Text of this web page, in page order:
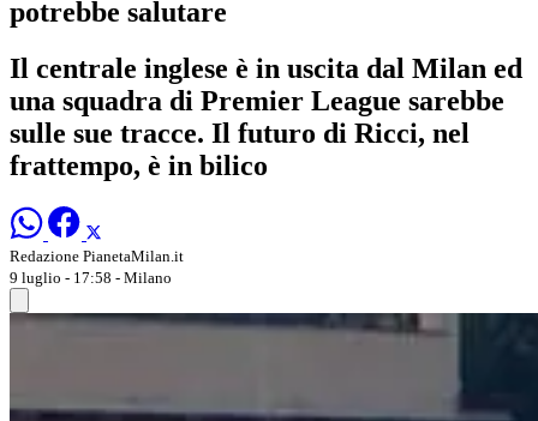
potrebbe salutare
Il centrale inglese è in uscita dal Milan ed
una squadra di Premier League sarebbe
sulle sue tracce. Il futuro di Ricci, nel
frattempo, è in bilico
Redazione PianetaMilan.it
9 luglio - 17:58 - Milano